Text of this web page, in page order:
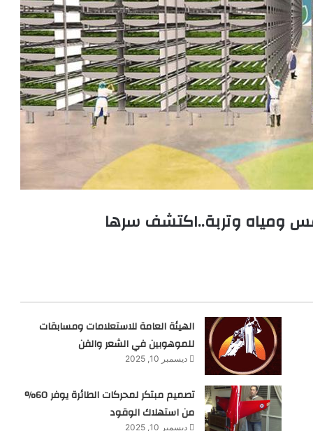
ومياه وتربة..اكتشف سرها
الهيئة العامة للاستعلامات ومسابقات
للموهوبين في الشعر والفن
ديسمبر 10, 2025
تصميم مبتكر لمحركات الطائرة يوفر 60%
من استهلاك الوقود
ديسمبر 10, 2025